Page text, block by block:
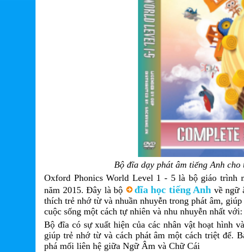
Bộ đĩa dạy phát âm tiếng Anh
Oxford Phonics World Level 1 - 5 là bộ giáo trình
năm 2015. Đây là bộ
đĩa học tiếng Anh về ngữ
thích trẻ nhớ từ và nhuần nhuyễn trong phát âm,
cuộc sống một cách tự nhiên và nhu nhuyễn nhất với:
Bộ đĩa có sự xuất hiện của các nhân vật hoạt hình
giúp trẻ nhớ từ và cách phát âm một cách triệt để.
phá mối liên hệ giữa Ngữ Âm và Chữ Cái